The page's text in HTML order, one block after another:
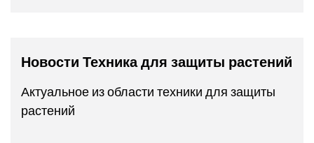
Новости Техника для защиты растений
Актуальное из области техники для защиты
растений